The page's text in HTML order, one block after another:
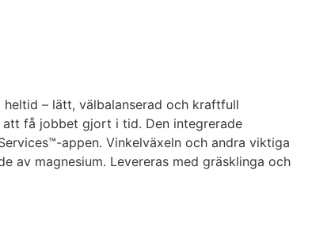
– lätt, välbalanserad och kraftfull
att få jobbet gjort i tid. Den integrerade
appen. Vinkelväxeln och andra viktiga
av magnesium. Levereras med gräsklinga och